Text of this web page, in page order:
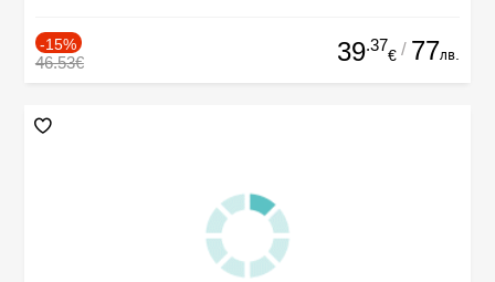
-15%
46.53€ 39.37
€ / 77лв.